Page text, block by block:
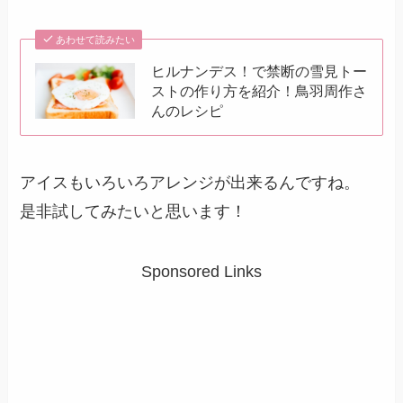
あわせて読みたい
ヒルナンデス！で禁断の雪見トー
ストの作り方を紹介！鳥羽周作さ
んのレシピ
アイスもいろいろアレンジが出来るんですね。
是非試してみたいと思います！
Sponsored Links